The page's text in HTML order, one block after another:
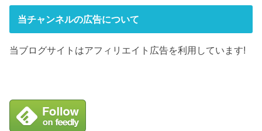
当チャンネルの広告について
当ブログサイトはアフィリエイト広告を利用しています!